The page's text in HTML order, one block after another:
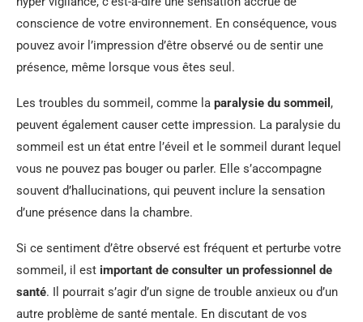
conscience de votre environnement. En conséquence, vous
pouvez avoir l’impression d’être observé ou de sentir une
présence, même lorsque vous êtes seul.
Les troubles du sommeil, comme la paralysie du sommeil ,
peuvent également causer cette impression. La paralysie du
sommeil est un état entre l’éveil et le sommeil durant lequel
vous ne pouvez pas bouger ou parler. Elle s’accompagne
souvent d’hallucinations, qui peuvent inclure la sensation
d’une présence dans la chambre.
Si ce sentiment d’être observé est fréquent et perturbe votre
sommeil, il est important de consulter un professionnel de
santé. Il pourrait s’agir d’un signe de trouble anxieux ou d’un
autre problème de santé mentale. En discutant de vos